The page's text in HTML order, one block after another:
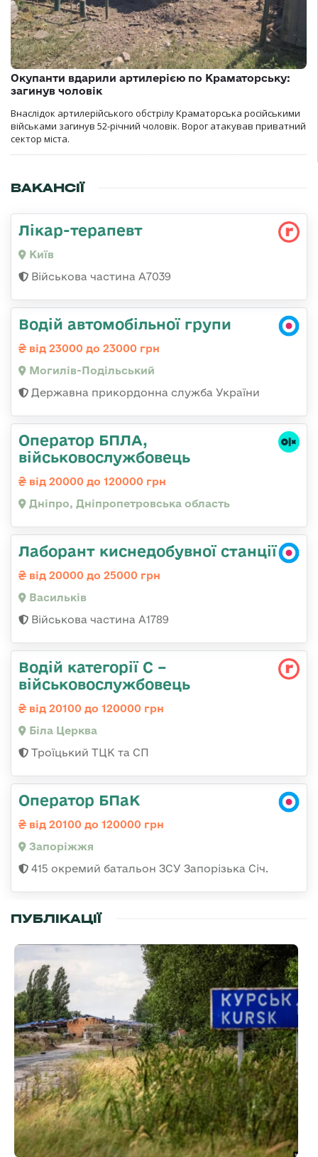
Окупанти вдарили артилерією по Краматорську:
загинув чоловік
Внаслідок артилерійського обстрілу Краматорська російськими
військами загинув 52-річний чоловік. Ворог атакував приватний
сектор міста.
ВАКАНСІЇ
Лікар-терапевт
Київ
Військова частина А7039
Водій автомобільної групи
від 23000 до 23000 грн
Могилів-Подільський
Державна прикордонна служба України
Оператор БПЛА,
військовослужбовець
від 20000 до 120000 грн
Дніпро, Дніпропетровська область
Лаборант киснедобувної станції
від 20000 до 25000 грн
Васильків
Військова частина А1789
Водій категорії С –
військовослужбовець
від 20100 до 120000 грн
Біла Церква
Троїцький ТЦК та СП
Оператор БПаК
від 20100 до 120000 грн
Запоріжжя
415 окремий батальон ЗСУ Запорізька Січ.
ПУБЛІКАЦІЇ